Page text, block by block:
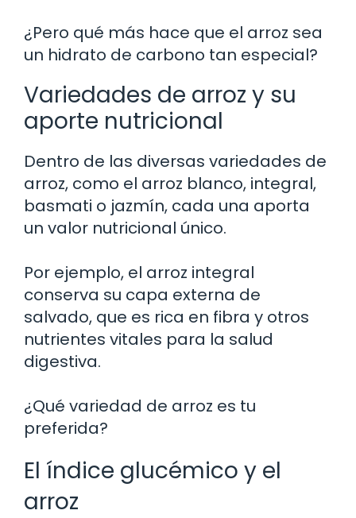
¿Pero qué más hace que el arroz sea
un hidrato de carbono tan especial?
Variedades de arroz y su
aporte nutricional
Dentro de las diversas variedades de
arroz, como el arroz blanco, integral,
basmati o jazmín, cada una aporta
un valor nutricional único.
Por ejemplo, el arroz integral
conserva su capa externa de
salvado, que es rica en fibra y otros
nutrientes vitales para la salud
digestiva.
¿Qué variedad de arroz es tu
preferida?
El índice glucémico y el
arroz